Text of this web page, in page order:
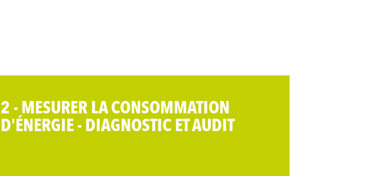
2 - MESURER LA CONSOMMATION
D'ÉNERGIE - DIAGNOSTIC ET AUDIT